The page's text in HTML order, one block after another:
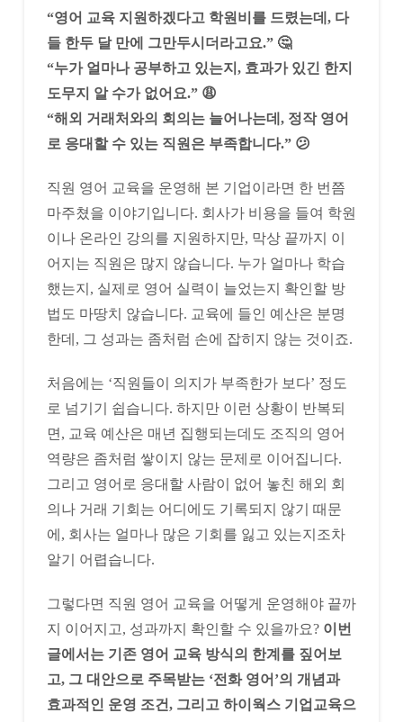
“영어 교육 지원하겠다고 학원비를 드렸는데, 다
들 한두 달 만에 그만두시더라고요.” 🤔
“누가 얼마나 공부하고 있는지, 효과가 있긴 한지
도무지 알 수가 없어요.” 😩
“해외 거래처와의 회의는 늘어나는데, 정작 영어
로 응대할 수 있는 직원은 부족합니다.” 😕
직원 영어 교육을 운영해 본 기업이라면 한 번쯤
마주쳤을 이야기입니다. 회사가 비용을 들여 학원
이나 온라인 강의를 지원하지만, 막상 끝까지 이
어지는 직원은 많지 않습니다. 누가 얼마나 학습
했는지, 실제로 영어 실력이 늘었는지 확인할 방
법도 마땅치 않습니다. 교육에 들인 예산은 분명
한데, 그 성과는 좀처럼 손에 잡히지 않는 것이죠.
처음에는 ‘직원들이 의지가 부족한가 보다’ 정도
로 넘기기 쉽습니다. 하지만 이런 상황이 반복되
면, 교육 예산은 매년 집행되는데도 조직의 영어
역량은 좀처럼 쌓이지 않는 문제로 이어집니다.
그리고 영어로 응대할 사람이 없어 놓친 해외 회
의나 거래 기회는 어디에도 기록되지 않기 때문
에, 회사는 얼마나 많은 기회를 잃고 있는지조차
알기 어렵습니다.
그렇다면 직원 영어 교육을 어떻게 운영해야 끝까
지 이어지고, 성과까지 확인할 수 있을까요? 이번
글에서는 기존 영어 교육 방식의 한계를 짚어보
고, 그 대안으로 주목받는 ‘전화 영어’의 개념과
효과적인 운영 조건, 그리고 하이웍스 기업교육으